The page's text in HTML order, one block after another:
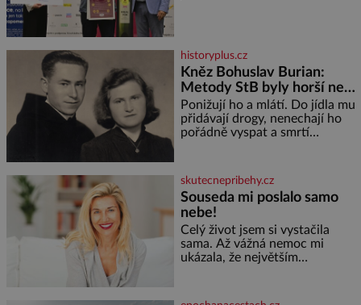
historyplus.cz
Kněz Bohuslav Burian:
Metody StB byly horší než
gestapácké trýznění
Ponižují ho a mlátí. Do jídla mu
přidávají drogy, nenechají ho
pořádně vyspat a smrtí
estébákům podepíše všechno,
co po něm chtějí. Svým
podpisem jim potvrdí také to, že
na něj během výslechů nikdo
nevyvíjel fyzický ani psychický
nátlak. Syn brněnského řezníka
chce být knězem a
skutecnepribehy.cz
Souseda mi poslalo samo
nebe!
Celý život jsem si vystačila
sama. Až vážná nemoc mi
ukázala, že největším
ochotný podat pomocnou ruku.